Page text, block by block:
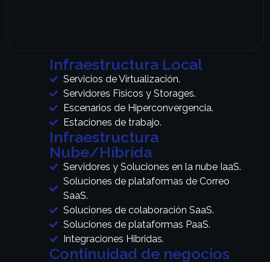
Infraestructura Local
Servicios de Virtualización.
Servidores Fisicos y Storages.
Escenarios de Hiperconvergencia.
Estaciones de trabajo.
Infraestructura
Nube/Híbrida
Servidores y Soluciones en la nube IaaS.
Soluciones de plataformas de Correo
SaaS.
Soluciones de colaboración SaaS.
Soluciones de plataformas PaaS.
Integraciones Hibridas.
Continuidad de negocios